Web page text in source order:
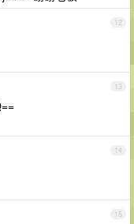
12
13
14
15